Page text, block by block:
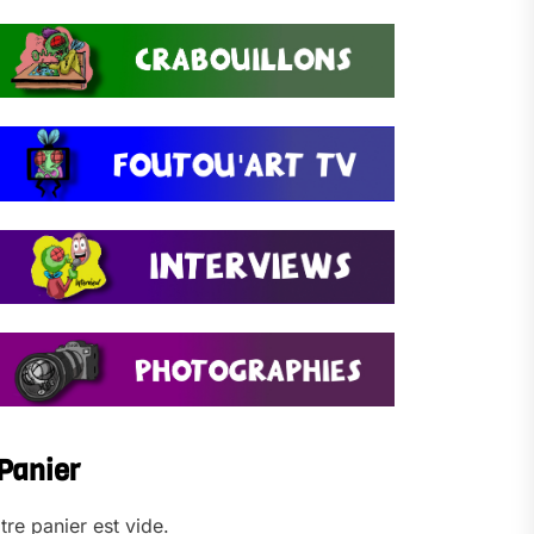
panier est vide.